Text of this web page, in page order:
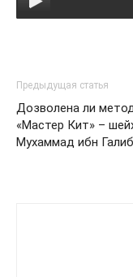
Предыдущая статья
Дозволена ли
«Мастер Кит» –
Мухаммад ибн Галиб